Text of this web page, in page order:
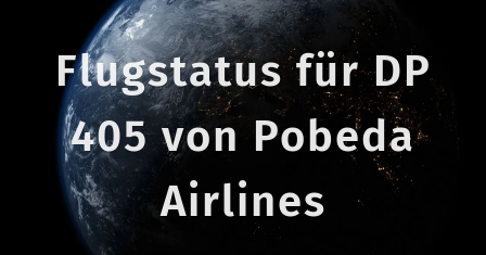
Flugstatus für DP
405 von Pobeda
Airlines